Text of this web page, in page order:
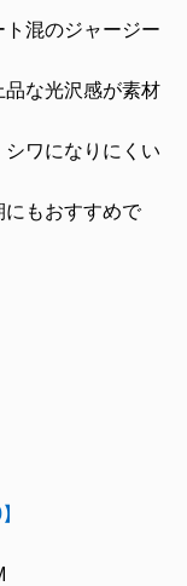
混のジャージー
品な光沢感が素材
ワになりにくい
もおすすめで